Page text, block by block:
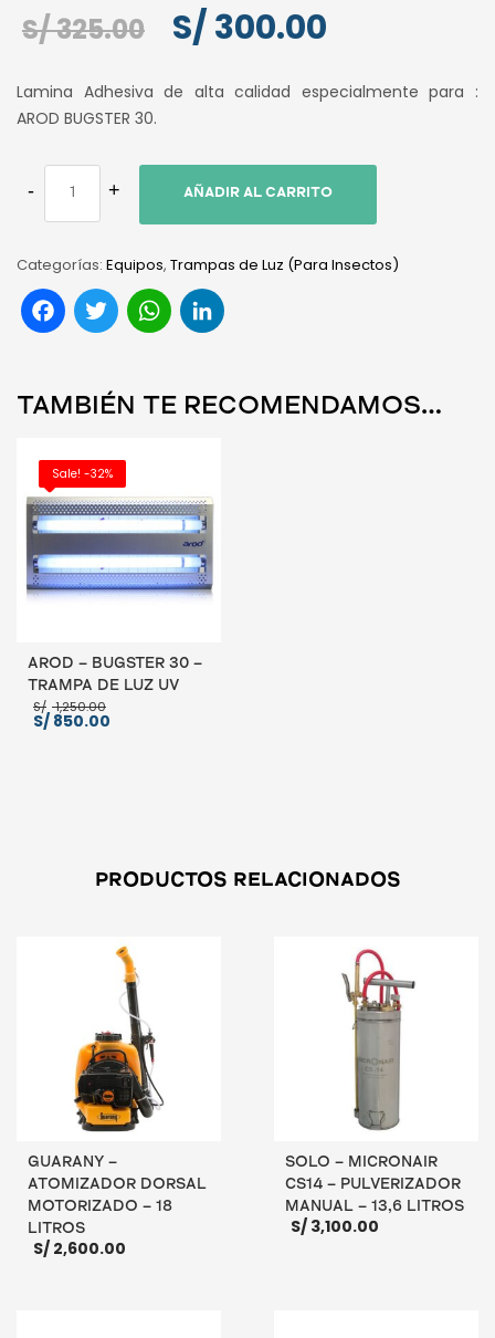
S/325.00
El
original
S/ 325.00.
S/300.00
actual
S/ 300.00.
Lamina Adhesiva de alta calidad especialmente para :
AROD BUGSTER 30.
AÑADIR AL CARRITO
Categorías: Equipos, Trampas de Luz (Para Insectos)
Facebook
TwitterWhatsApp
TAMBIÉN TE RECOMENDAMOS…
Sale! -32%
AROD – BUGSTER 30 –
TRAMPA DE LUZ UV
S/ 1,250.00
S/ 850.00
PRODUCTOS RELACIONADOS
GUARANY –
ATOMIZADOR DORSAL
MOTORIZADO – 18
LITROS
S/ 2,600.00
SOLO – MICRONAIR
CS14 – PULVERIZADOR
MANUAL – 13,6 LITROS
S/3,100.00